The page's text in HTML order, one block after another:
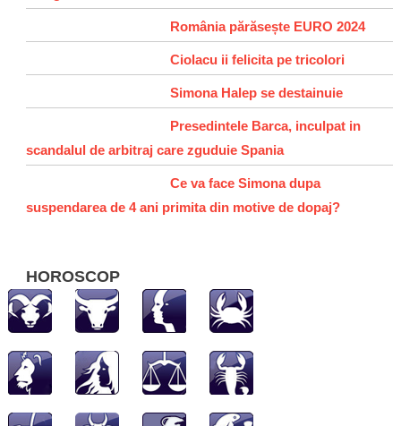
România părăsește EURO 2024
Ciolacu ii felicita pe tricolori
Simona Halep se destainuie
Presedintele Barca, inculpat in
scandalul de arbitraj care zguduie Spania
Ce va face Simona dupa
suspendarea de 4 ani primita din motive de dopaj?
HOROSCOP